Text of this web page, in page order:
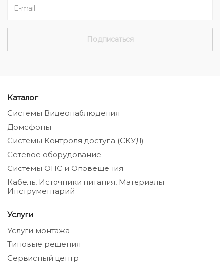
Каталог
Системы Видеонаблюдения
Домофоны
Системы Контроля доступа (СКУД)
Сетевое оборудование
Системы ОПС и Оповещения
Кабель, Источники питания, Материалы,
Инструментарий
Услуги
Услуги монтажа
Типовые решения
Сервисный центр